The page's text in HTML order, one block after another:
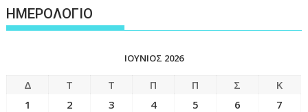
ΗΜΕΡΟΛΟΓΙΟ
ΙΟΎΝΙΟΣ 2026
Δ Τ Τ Π Π Σ
Κ
1
2 3 4 5 6
7